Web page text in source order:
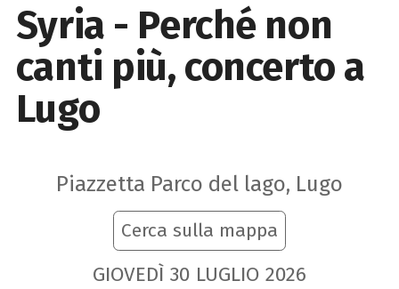
Syria - Perché non
canti più, concerto a
Lugo
Piazzetta Parco del lago, Lugo
Cerca sulla mappa
GIOVEDÌ 30 LUGLIO 2026